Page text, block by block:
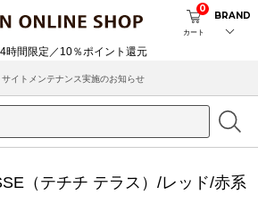
カート
0
BRAND
イトメンテナンス実施のお知らせ
（テチチ テラス）/レッド/赤系